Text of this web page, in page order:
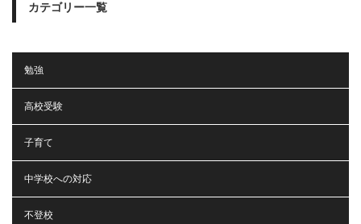
カテゴリー一覧
勉強
高校受験
子育て
中学校への対応
不登校